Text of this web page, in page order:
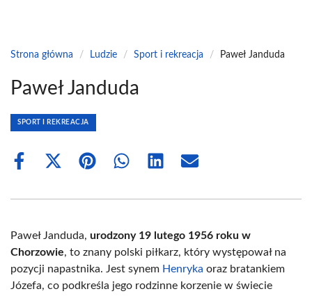
Strona główna / Ludzie / Sport i rekreacja / Paweł Janduda
Paweł Janduda
SPORT I REKREACJA
Share
Share
(Twitter)
Share Share Share Share
Paweł Janduda, urodzony 19 lutego 1956 roku w
Chorzowie, to znany polski piłkarz, który występował na
pozycji napastnika. Jest synem Henryka oraz bratankiem
Józefa, co podkreśla jego rodzinne korzenie w świecie